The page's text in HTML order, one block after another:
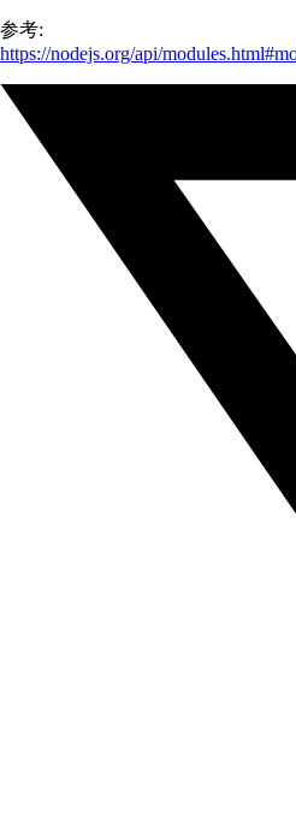
参考:
https://nodejs.org/api/